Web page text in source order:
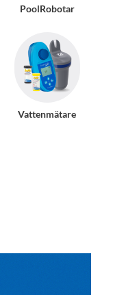
PoolRobotar
Vattenmätare